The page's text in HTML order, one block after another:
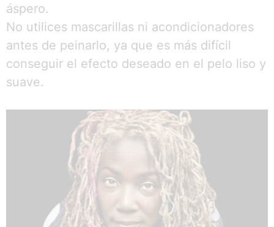
áspero.
No utilices mascarillas ni acondicionadores
antes de peinarlo, ya que es más difícil
conseguir el efecto deseado en el pelo liso y
suave.